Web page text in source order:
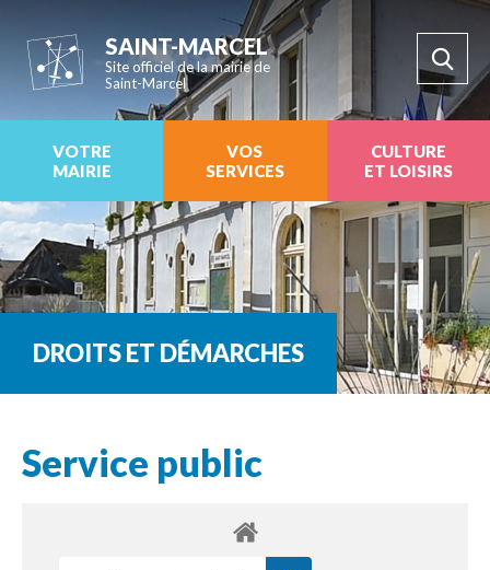
SAINT-MARCEL
Site officiel de la mairie de
Saint-Marcel
VOTRE
MAIRIE
VOS
SERVICES
CULTURE
ET LOISIRS
DROITS ET DÉMARCHES
Service public